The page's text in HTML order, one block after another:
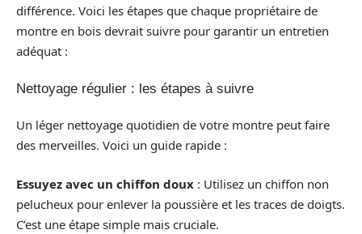
différence. Voici les étapes que chaque propriétaire de
montre en bois devrait suivre pour garantir un entretien
adéquat :
Nettoyage régulier : les étapes à suivre
Un léger nettoyage quotidien de votre montre peut faire
des merveilles. Voici un guide rapide :
Essuyez avec un chiffon doux : Utilisez un chiffon non
pelucheux pour enlever la poussière et les traces de doigts.
C’est une étape simple mais cruciale.